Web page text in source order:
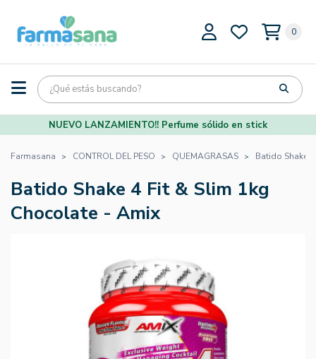
0
NUEVO LANZAMIENTO!! Perfume sólido en stick
Farmasana CONTROL DEL PESO QUEMAGRASAS Batido Shake
Batido Shake 4 Fit & Slim 1kg
Chocolate - Amix